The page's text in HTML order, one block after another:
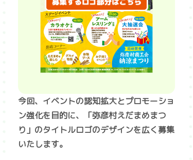
今回、イベントの認知拡大とプロモーショ
ン強化を目的に、
「弥彦村えだまめまつ
り」のタイトルロゴのデザインを広く募集
いたします。